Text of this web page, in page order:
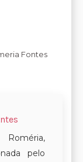
Fontes
pelo